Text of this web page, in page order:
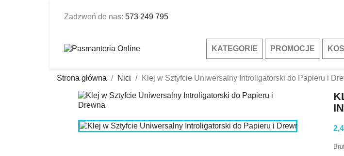
Zadzwoń do nas: 573 249 795
KATEGORIE PROMOCJE
Strona główna Nici Klej w Sztyfcie Uniwersalny Introligatorski do Papieru i